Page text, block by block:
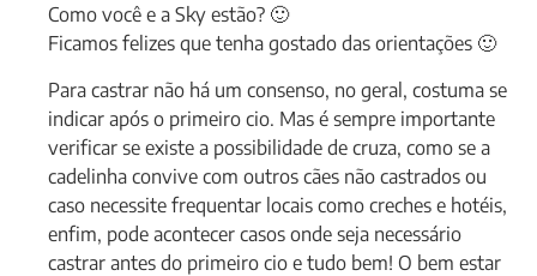
Como você e a Sky estão? 🙂
Ficamos felizes que tenha gostado das orientações 🙂
Para castrar não há um consenso, no geral, costuma se
indicar após o primeiro cio. Mas é sempre importante
verificar se existe a possibilidade de cruza, como se a
cadelinha convive com outros cães não castrados ou
caso necessite frequentar locais como creches e hotéis,
enfim, pode acontecer casos onde seja necessário
castrar antes do primeiro cio e tudo bem! O bem estar